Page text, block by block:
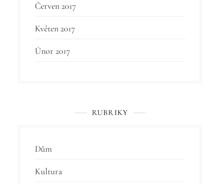
Červen 2017
Květen 2017
Únor 2017
RUBRIKY
Dům
Kultura